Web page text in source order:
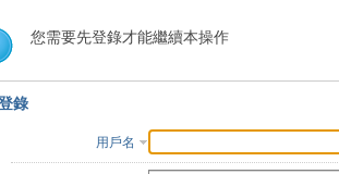
索
您需要先登錄才能繼續本操作
錄
用戶名